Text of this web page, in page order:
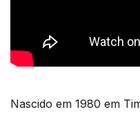
Nascido em 1980 em